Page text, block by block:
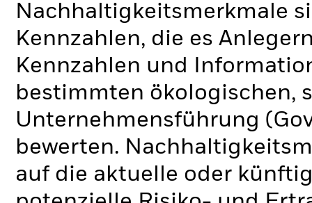
Nachhaltigkeitsmerkmale
Kennzahlen, die es
Kennzahlen und
bestimmten ökologischen,
Unternehmensführung
bewerten.
auf die aktuelle oder